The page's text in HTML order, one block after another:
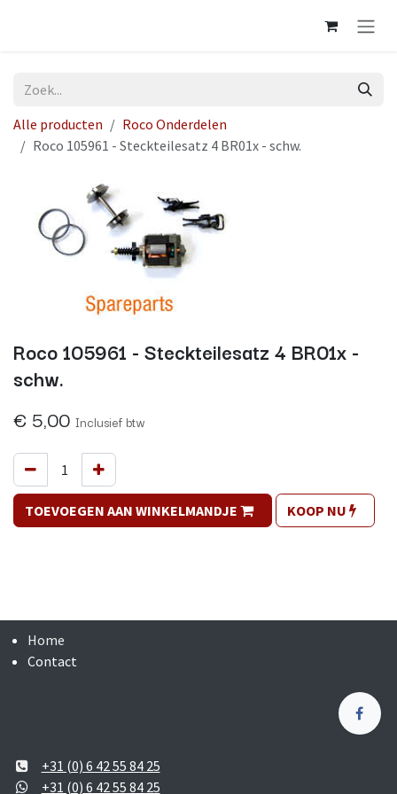
Alle producten
Roco Onderdelen
Roco 105961 - Steckteilesatz 4 BR01x - schw.
Roco 105961 - Steckteilesatz 4 BR01x -
schw.
€ 5,00 Inclusief btw
TOEVOEGEN AAN WINKELMANDJE KOOP NU
Home
Contact
+31 (0) 6 42 55 84 25
+31 (0) 6 42 55 84 25